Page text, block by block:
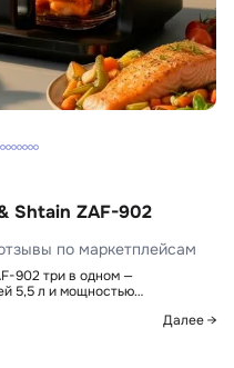
Shtain ZAF-902
по маркетплейсам
902 три в одном —
5,5 л и мощностью…
Далее →